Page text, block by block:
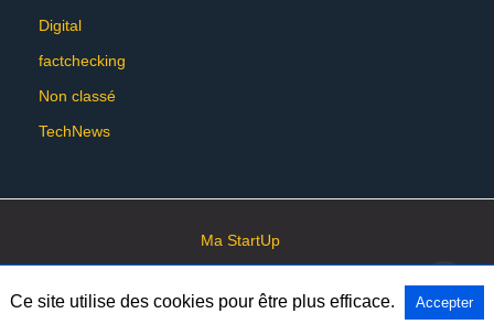
Digital
factchecking
Non classé
TechNews
Ma StartUp
All Rights Reserved View Non-AMP Version
Ce site utilise des cookies pour être plus efficace. Accepter